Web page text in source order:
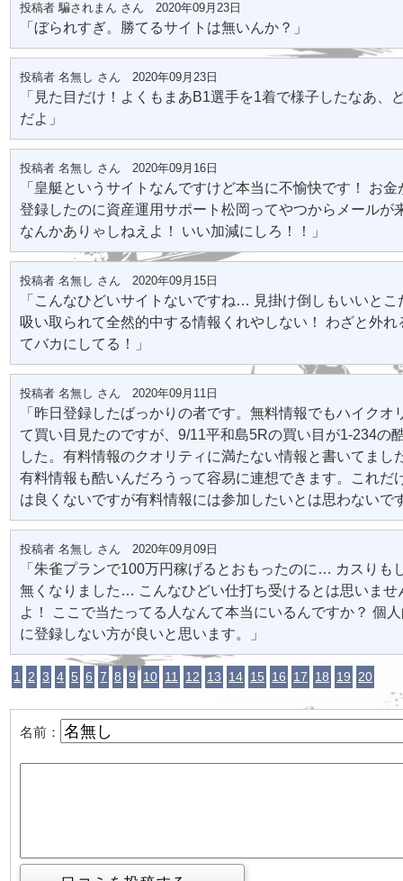
投稿者 騙されまん さん 2020年09月23日
「ぼられすぎ。勝てるサイトは無いんか？」
投稿者 名無し さん 2020年09月23日
「見た目だけ！よくもまあB1選手を1着で様子したなあ、
だよ」
投稿者 名無し さん 2020年09月16日
「皇艇というサイトなんですけど本当に不愉快です！ お金
登録したのに資産運用サポート松岡ってやつからメールが
なんかありゃしねえよ！ いい加減にしろ！！」
投稿者 名無し さん 2020年09月15日
「こんなひどいサイトないですね… 見掛け倒しもいいとこ
吸い取られて全然的中する情報くれやしない！ わざと外れ
てバカにしてる！」
投稿者 名無し さん 2020年09月11日
「昨日登録したばっかりの者です。無料情報でもハイクオ
て買い目見たのですが、9/11平和島5Rの買い目が1-234の
した。有料情報のクオリティに満たない情報と書いてまし
有料情報も酷いんだろうって容易に連想できます。これだ
は良くないですが有料情報には参加したいとは思わないで
投稿者 名無し さん 2020年09月09日
「朱雀プランで100万円稼げるとおもったのに… カスりも
無くなりました… こんなひどい仕打ち受けるとは思いませ
よ！ ここで当たってる人なんて本当にいるんですか？ 個
に登録しない方が良いと思います。」
1 2 3 4 5 6 7 8 9 10 11 12 13 14 15 16 17 18 19 20
名前：